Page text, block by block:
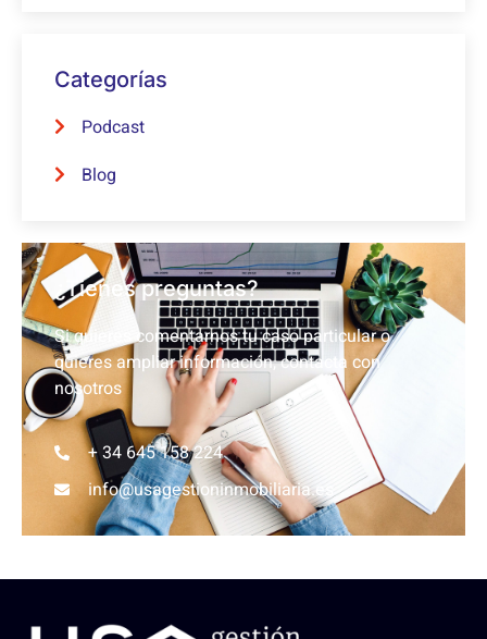
Categorías
Podcast
Blog
¿Tienes preguntas?
Si quieres comentarnos tu caso particular o
quieres ampliar información, contacta con
nosotros
+ 34 645 158 224
info@usagestioninmobiliaria.es